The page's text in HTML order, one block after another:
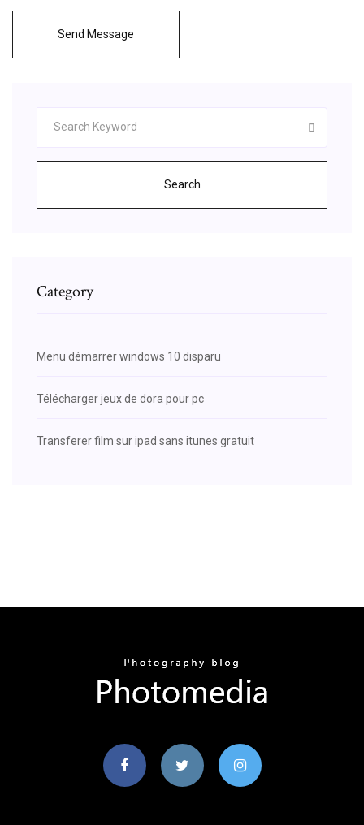
Send Message
Search
Category
Menu démarrer windows 10 disparu
Télécharger jeux de dora pour pc
Transferer film sur ipad sans itunes gratuit